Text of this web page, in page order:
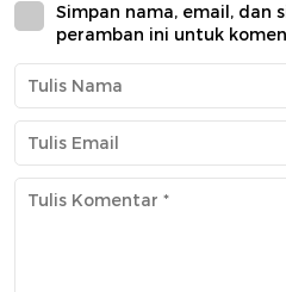
Simpan nama, email, dan
peramban ini untuk